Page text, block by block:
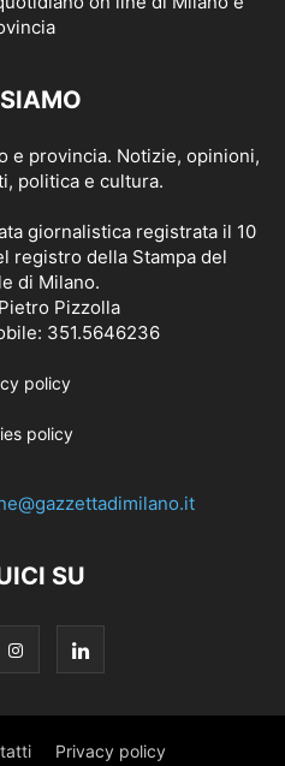
e provincia. Notizie, opinioni,
politica e cultura.
giornalistica registrata il 10
registro della Stampa del
di Milano.
Pizzolla
351.5646236
policy
policy
SU
Privacy policy